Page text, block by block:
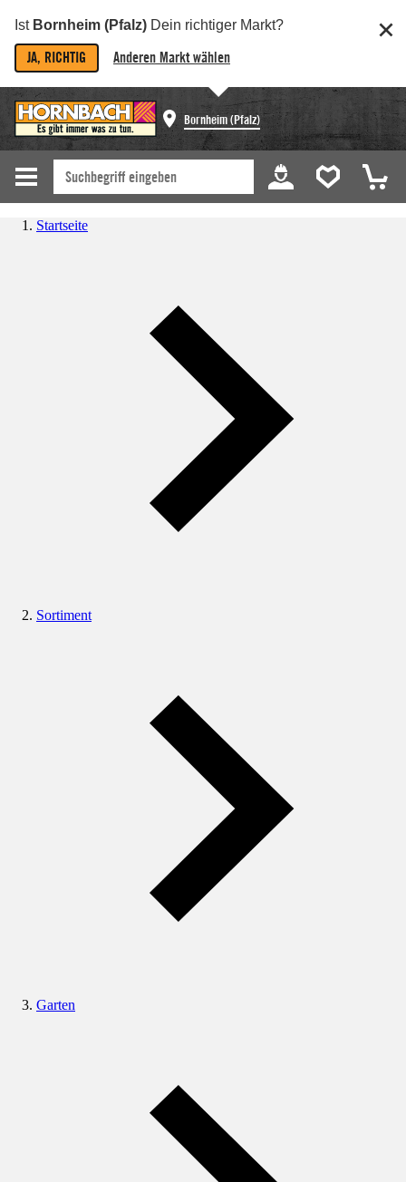
Ist Bornheim (Pfalz) Dein richtiger Markt?
JA, RICHTIG Anderen Markt wählen
Bornheim (Pfalz)
Startseite
Sortiment
Garten